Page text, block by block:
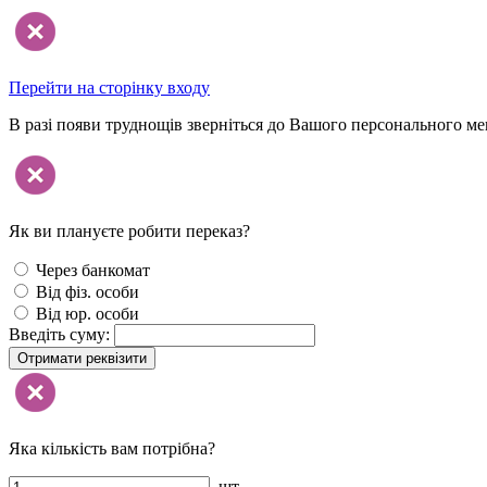
Перейти на сторінку входу
В разі появи труднощів зверніться до Вашого персонального
Як ви плануєте робити переказ?
Через банкомат
Від фіз. особи
Від юр. особи
Введіть суму:
Отримати реквізити
Яка кількість вам потрібна?